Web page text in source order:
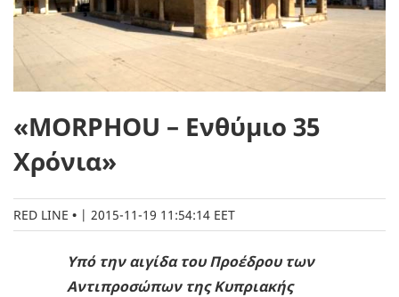
«ΜΟRPHOU – Ενθύμιο 35
Xρόνια»
RED LINE | 2015-11-19 11:54:14 EET
Υπό την αιγίδα του Προέδρου των
Αντιπροσώπων της Κυπριακής